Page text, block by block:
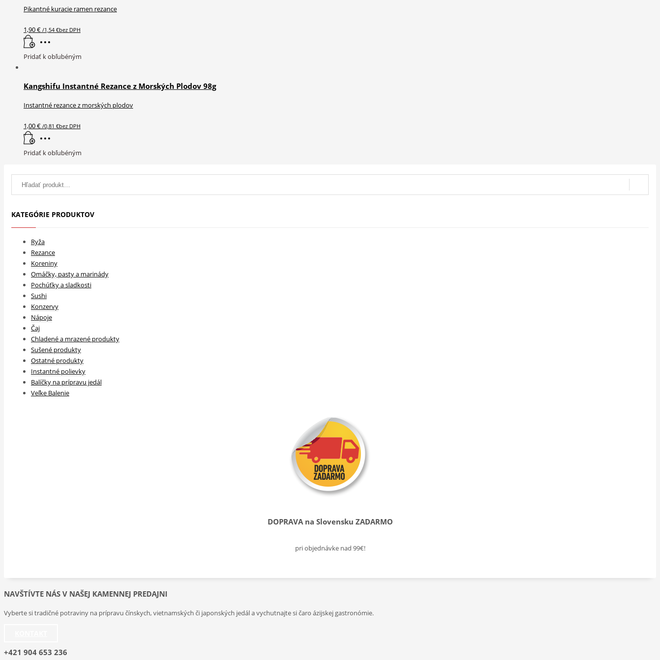
si
vybrať
na
stránke
produktu.
Pikantné kuracie ramen rezance
1,90€ /1,54 €bez DPH
Pridať k obľubéným
Kangshifu Instantné Rezance z Morských Plodov 98g
Instantné rezance z morských plodov
1,00€ /0,81 €bez DPH
Pridať k obľubéným
KATEGÓRIE PRODUKTOV
Ryža
Rezance
Koreniny
Omáčky, pasty a marinády
Pochúťky a sladkosti
Sushi
Konzervy
Nápoje
Čaj
Chladené a mrazené produkty
Sušené produkty
Ostatné produkty
Instantné polievky
Balíčky na prípravu jedál
Veľke Balenie
DOPRAVA na Slovensku ZADARMO
pri objednávke nad 99€!
NAVŠTÍVTE NÁS V NAŠEJ KAMENNEJ PREDAJNI
Vyberte si tradičné potraviny na prípravu čínskych, vietnamských či japonských jedál a vychutnajte si čaro ázijskej gastronómie.
+421 904 653 236